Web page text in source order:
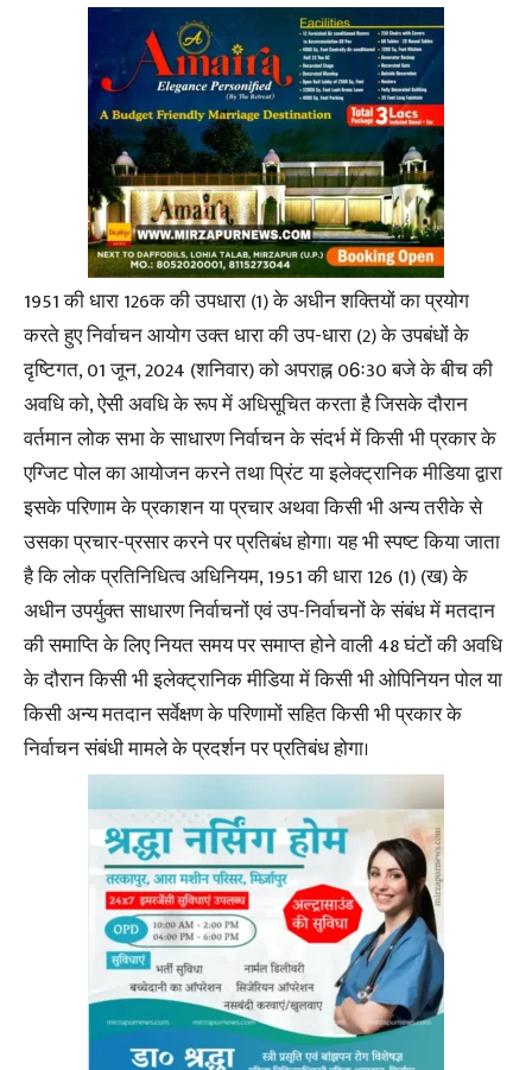
1951 की धारा 126क की उपधारा (1) के अधीन शक्तियों का प्रयोग
करते हुए निर्वाचन आयोग उक्त धारा की उप-धारा (2) के उपबंधों के
दृष्टिगत, 01 जून, 2024 (शनिवार) को अपराह्न 06ः30 बजे के बीच की
अवधि को, ऐसी अवधि के रूप में अधिसूचित करता है जिसके दौरान
वर्तमान लोक सभा के साधारण निर्वाचन के संदर्भ में किसी भी प्रकार के
एग्जिट पोल का आयोजन करने तथा प्रिंट या इलेक्ट्रानिक मीडिया द्वारा
इसके परिणाम के प्रकाशन या प्रचार अथवा किसी भी अन्य तरीके से
उसका प्रचार-प्रसार करने पर प्रतिबंध होगा। यह भी स्पष्ट किया जाता
है कि लोक प्रतिनिधित्व अधिनियम, 1951 की धारा 126 (1) (ख) के
अधीन उपर्युक्त साधारण निर्वाचनों एवं उप-निर्वाचनों के संबंध में मतदान
की समाप्ति के लिए नियत समय पर समाप्त होने वाली 48 घंटों की अवधि
के दौरान किसी भी इलेक्ट्रानिक मीडिया में किसी भी ओपिनियन पोल या
किसी अन्य मतदान सर्वेक्षण के परिणामों सहित किसी भी प्रकार के
निर्वाचन संबंधी मामले के प्रदर्शन पर प्रतिबंध होगा।